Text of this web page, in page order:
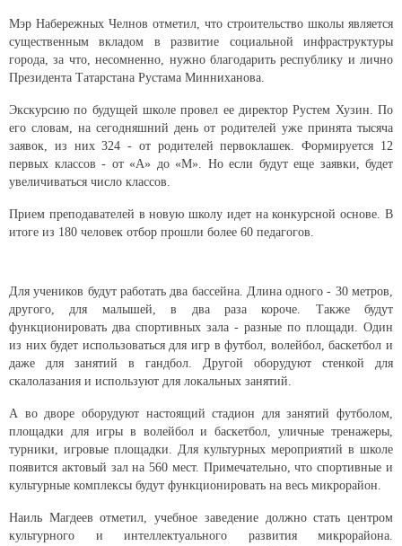
Мэр Набережных Челнов отметил, что строительство школы является
существенным вкладом в развитие социальной инфраструктуры
города, за что, несомненно, нужно благодарить республику и лично
Президента Татарстана Рустама Минниханова.
Экскурсию по будущей школе провел ее директор Рустем Хузин. По
его словам, на сегодняшний день от родителей уже принята тысяча
заявок, из них 324 - от родителей первоклашек. Формируется 12
первых классов - от «А» до «М». Но если будут еще заявки, будет
увеличиваться число классов.
Прием преподавателей в новую школу идет на конкурсной основе. В
итоге из 180 человек отбор прошли более 60 педагогов.
Для учеников будут работать два бассейна. Длина одного - 30 метров,
другого, для малышей, в два раза короче. Также будут
функционировать два спортивных зала - разные по площади. Один
из них будет использоваться для игр в футбол, волейбол, баскетбол и
даже для занятий в гандбол. Другой оборудуют стенкой для
скалолазания и используют для локальных занятий.
А во дворе оборудуют настоящий стадион для занятий футболом,
площадки для игры в волейбол и баскетбол, уличные тренажеры,
турники, игровые площадки. Для культурных мероприятий в школе
появится актовый зал на 560 мест. Примечательно, что спортивные и
культурные комплексы будут функционировать на весь микрорайон.
Наиль Магдеев отметил, учебное заведение должно стать центром
культурного и интеллектуального развития микрорайона.